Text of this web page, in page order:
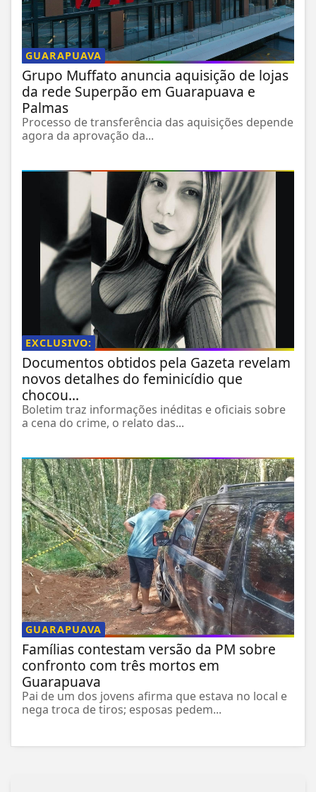
GUARAPUAVA
Grupo Muffato anuncia aquisição de lojas
da rede Superpão em Guarapuava e
Palmas
Processo de transferência das aquisições depende
agora da aprovação da...
EXCLUSIVO:
Documentos obtidos pela Gazeta revelam
novos detalhes do feminicídio que
chocou...
Boletim traz informações inéditas e oficiais sobre
a cena do crime, o relato das...
GUARAPUAVA
Famílias contestam versão da PM sobre
confronto com três mortos em
Guarapuava
Pai de um dos jovens afirma que estava no local e
nega troca de tiros; esposas pedem...